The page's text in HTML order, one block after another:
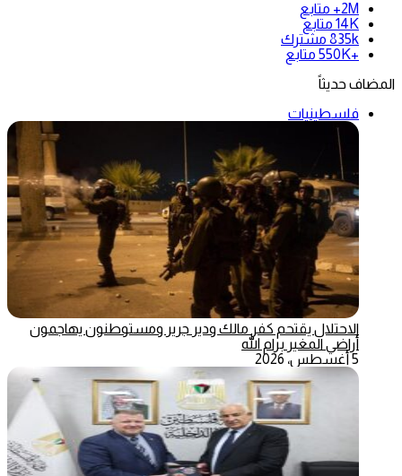
2M+
متابع
14K متابع
835k مشترك
+550K
متابع
المضاف حديثاً
فلسطينيات
الاحتلال يقتحم كفر مالك ودير جرير ومستوطنون يهاجمون
أراضي المغير برام الله
5 أغسطس، 2026